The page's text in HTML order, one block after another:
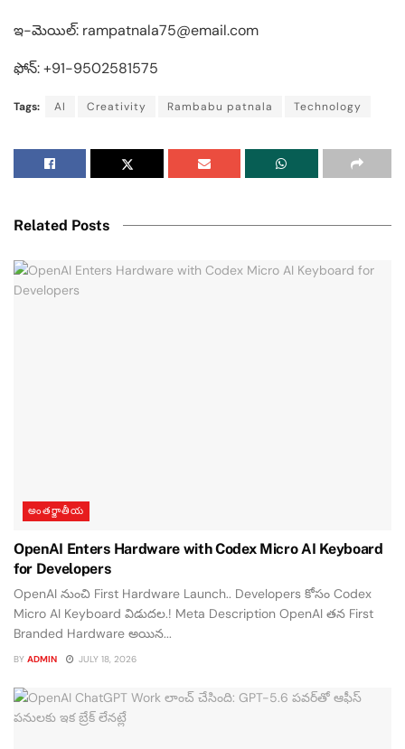
ఇ-మెయిల్: rampatnala75@email.com
ఫోన్: +91-9502581575
Tags: AI Creativity Rambabu patnala Technology
Related Posts
అంతర్జాతీయ
OpenAI Enters Hardware with Codex Micro AI Keyboard
for Developers
OpenAI నుంచి First Hardware Launch.. Developers కోసం Codex
Micro AI Keyboard విడుదల.! Meta Description OpenAI తన First
Branded Hardware అయిన...
BY ADMIN JULY 18, 2026